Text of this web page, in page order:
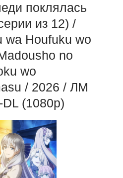
поклялась
из 12) /
wa Houfuku wo
no
wo
/ 2026 / ЛМ
(1080p)